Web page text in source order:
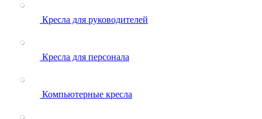
Кресла для руководителей
Кресла для персонала
Компьютерные кресла